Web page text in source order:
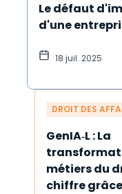
Le défaut
d'une
désormais
une amende
18 juil. 2025
DROIT DES
GenIA‑L : La
métiers du
chiffre grâce